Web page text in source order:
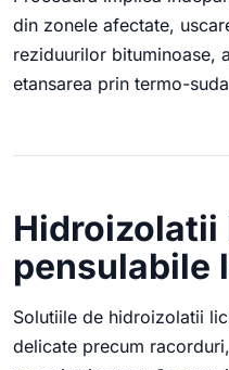
din zonele afectate,
reziduurilor bituminoase,
etansarea prin termo-
Hidroizolatii
pensulabile
Solutiile de hidroizolatii
delicate precum